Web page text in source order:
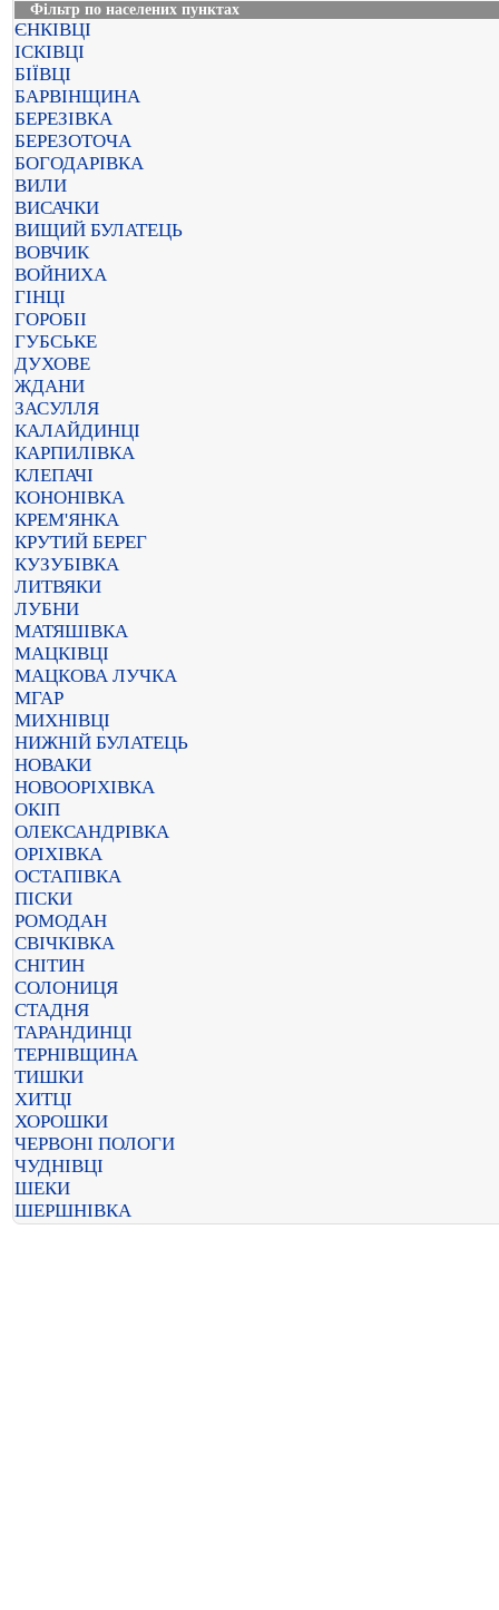
Фільтр по населених пунктах
ЄНКІВЦІ
ІСКІВЦІ
БІЇВЦІ
БАРВІНЩИНА
БЕРЕЗІВКА
БЕРЕЗОТОЧА
БОГОДАРІВКА
ВИЛИ
ВИСАЧКИ
ВИЩИЙ БУЛАТЕЦЬ
ВОВЧИК
ВОЙНИХА
ГІНЦІ
ГОРОБІІ
ГУБСЬКЕ
ДУХОВЕ
ЖДАНИ
ЗАСУЛЛЯ
КАЛАЙДИНЦІ
КАРПИЛІВКА
КЛЕПАЧІ
КОНОНІВКА
КРЕМ'ЯНКА
КРУТИЙ БЕРЕГ
КУЗУБІВКА
ЛИТВЯКИ
ЛУБНИ
МАТЯШІВКА
МАЦКІВЦІ
МАЦКОВА ЛУЧКА
МГАР
МИХНІВЦІ
НИЖНІЙ БУЛАТЕЦЬ
НОВАКИ
НОВООРІХІВКА
ОКІП
ОЛЕКСАНДРІВКА
ОРІХІВКА
ОСТАПІВКА
ПІСКИ
РОМОДАН
СВІЧКІВКА
СНІТИН
СОЛОНИЦЯ
СТАДНЯ
ТАРАНДИНЦІ
ТЕРНІВЩИНА
ТИШКИ
ХИТЦІ
ХОРОШКИ
ЧЕРВОНІ ПОЛОГИ
ЧУДНІВЦІ
ШЕКИ
ШЕРШНІВКА